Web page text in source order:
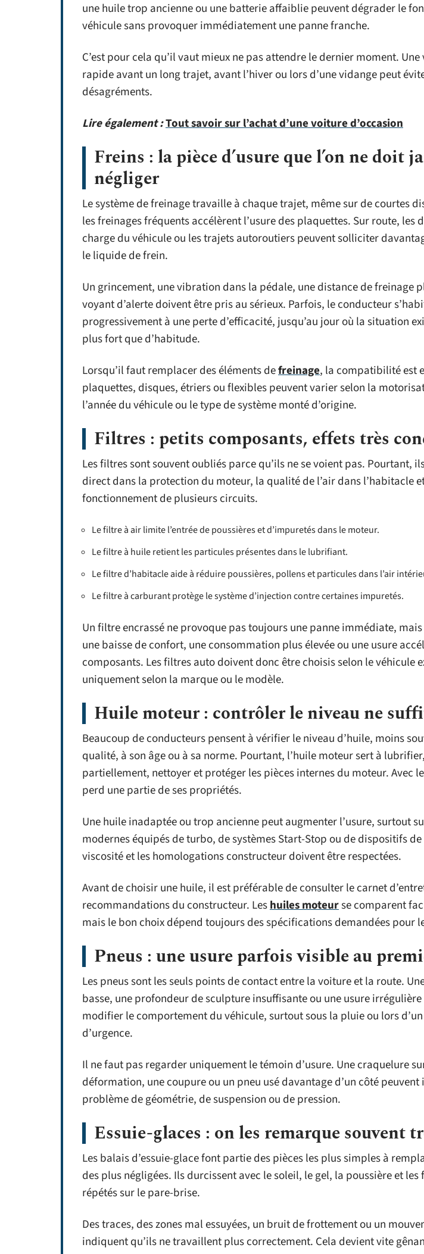
une huile trop ancienne ou une batterie affaiblie peuvent dégrader le
véhicule sans provoquer immédiatement une panne franche.
C’est pour cela qu’il vaut mieux ne pas attendre le dernier moment.
rapide avant un long trajet, avant l’hiver ou lors d’une vidange peut
désagréments.
Lire également :Tout savoir sur l’achat d’une voiture d’occasion
Freins : la pièce d’usure que l’on ne doit
négliger
Le système de freinage travaille à chaque trajet, même sur de courtes
les freinages fréquents accélèrent l’usure des plaquettes. Sur route, les
charge du véhicule ou les trajets autoroutiers peuvent solliciter
le liquide de frein.
Un grincement, une vibration dans la pédale, une distance de freinage
voyant d’alerte doivent être pris au sérieux. Parfois, le conducteur
progressivement à une perte d’efficacité, jusqu’au jour où la situation
plus fort que d’habitude.
Lorsqu’il faut remplacer des éléments defreinage, la compatibilité est
plaquettes, disques, étriers ou flexibles peuvent varier selon la
l’année du véhicule ou le type de système monté d’origine.
Filtres : petits composants, effets très
Les filtres sont souvent oubliés parce qu’ils ne se voient pas. Pourtant,
direct dans la protection du moteur, la qualité de l’air dans l’habitacle
fonctionnement de plusieurs circuits.
Le filtre à air limite l’entrée de poussières et d’impuretés dans le moteur.
Le filtre à huile retient les particules présentes dans le lubrifiant.
Le filtre d’habitacle aide à réduire poussières, pollens et particules dans l’air
Le filtre à carburant protège le système d’injection contre certaines impuretés.
Un filtre encrassé ne provoque pas toujours une panne immédiate,
une baisse de confort, une consommation plus élevée ou une usure
composants. Les filtres auto doivent donc être choisis selon le véhicule
uniquement selon la marque ou le modèle.
Huile moteur : contrôler le niveau ne
Beaucoup de conducteurs pensent à vérifier le niveau d’huile, moins
qualité, à son âge ou à sa norme. Pourtant, l’huile moteur sert à
partiellement, nettoyer et protéger les pièces internes du moteur. Avec
perd une partie de ses propriétés.
Une huile inadaptée ou trop ancienne peut augmenter l’usure, surtout
modernes équipés de turbo, de systèmes Start-Stop ou de dispositifs
viscosité et les homologations constructeur doivent être respectées.
Avant de choisir une huile, il est préférable de consulter le carnet
recommandations du constructeur. Leshuiles moteurse comparent
mais le bon choix dépend toujours des spécifications demandées pour
Pneus : une usure parfois visible au
Les pneus sont les seuls points de contact entre la voiture et la route.
basse, une profondeur de sculpture insuffisante ou une usure
modifier le comportement du véhicule, surtout sous la pluie ou lors
d’urgence.
Il ne faut pas regarder uniquement le témoin d’usure. Une craquelure
déformation, une coupure ou un pneu usé davantage d’un côté
problème de géométrie, de suspension ou de pression.
Essuie-glaces : on les remarque souvent
Les balais d’essuie-glace font partie des pièces les plus simples à
des plus négligées. Ils durcissent avec le soleil, le gel, la poussière et
répétés sur le pare-brise.
Des traces, des zones mal essuyées, un bruit de frottement ou un
indiquent qu’ils ne travaillent plus correctement. Cela devient vite